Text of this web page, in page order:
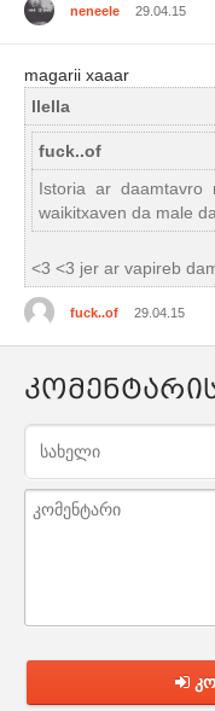
neneele 29.04.15
magarii xaaar
llella
fuck..of
Istoria ar daamtavro
waikitxaven da male
<3 <3 jer ar vapireb
fuck..of 29.04.15